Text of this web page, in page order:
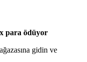
para ödüyor
gidin ve